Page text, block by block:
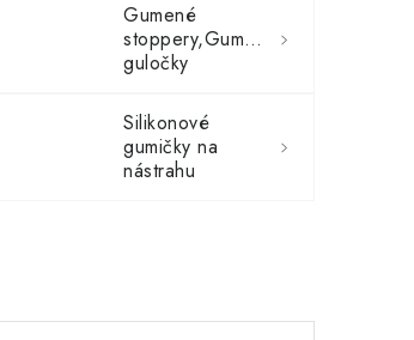
Gumené
stoppery,Gumené
guločky
Silikonové
gumičky na
nástrahu